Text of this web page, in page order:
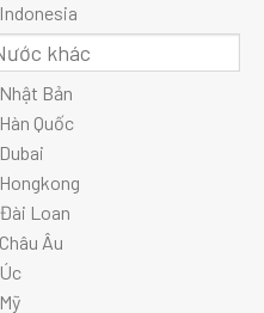
Indonesia
Nhật Bản
Hàn Quốc
Dubai
Hongkong
Đài Loan
Châu Âu
Úc
Mỹ